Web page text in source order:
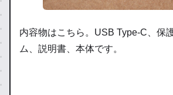
内容物はこちら。USB Type-C、保
ム、説明書、本体です。